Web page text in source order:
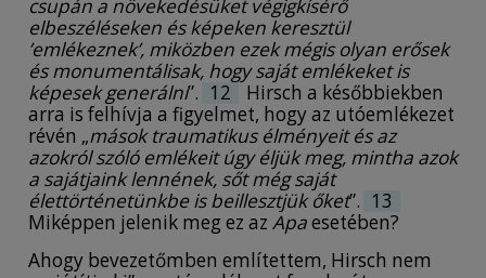
csupán a növekedésüket végigkísérő
elbeszéléseken és képeken keresztül
’emlékeznek’, miközben ezek mégis olyan erősek
és monumentálisak, hogy saját emlékeket is
képesek generálni”. 12
Hirsch a későbbiekben
arra is felhívja a figyelmet, hogy az utóemlékezet
révén „mások traumatikus élményeit és az
azokról szóló emlékeit úgy éljük meg, mintha azok
a sajátjaink lennének, sőt még saját
élettörténetünkbe is beillesztjük őket”. 13
Miképpen jelenik meg ez az Apaesetében?
Ahogy bevezetőmben említettem, Hirsch nem